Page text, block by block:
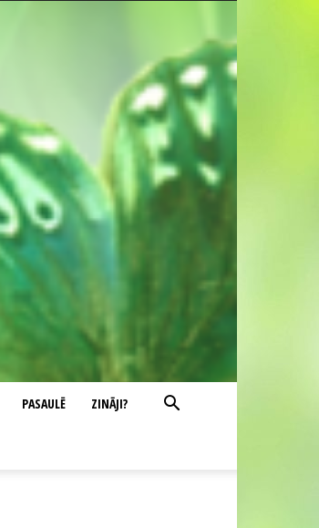
PASAULĒ ZINĀJI?